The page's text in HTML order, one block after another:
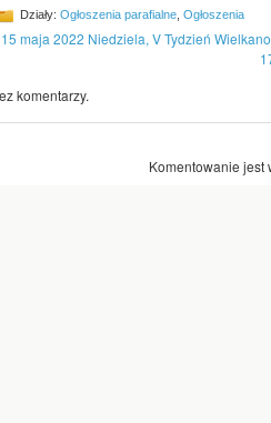
Działy: Ogłoszenia parafialne Ogłoszenia
15 maja 2022 Niedziela, V Tydzień
komentarzy.
Komentowanie jest